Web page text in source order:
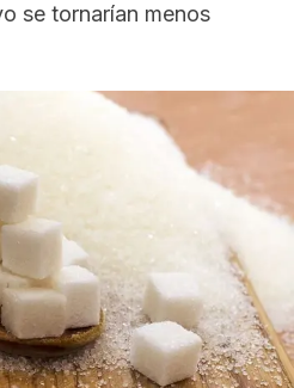
se tornarían menos